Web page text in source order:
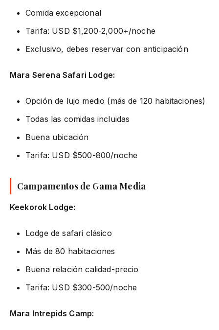
Comida excepcional
Tarifa: USD $1,200-2,000+/noche
Exclusivo, debes reservar con anticipación
Mara Serena Safari Lodge:
Opción de lujo medio (más de 120 habitaciones)
Todas las comidas incluidas
Buena ubicación
Tarifa: USD $500-800/noche
Campamentos de Gama Media
Keekorok Lodge:
Lodge de safari clásico
Más de 80 habitaciones
Buena relación calidad-precio
Tarifa: USD $300-500/noche
Mara Intrepids Camp: